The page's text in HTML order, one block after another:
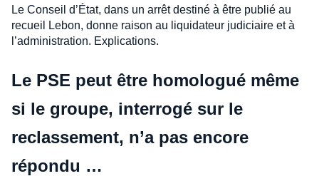
Le Conseil d’État, dans un arrêt destiné à être publié au
recueil Lebon, donne raison au liquidateur judiciaire et à
l’administration. Explications.
Le PSE peut être homologué même
si le groupe, interrogé sur le
reclassement, n’a pas encore
répondu …